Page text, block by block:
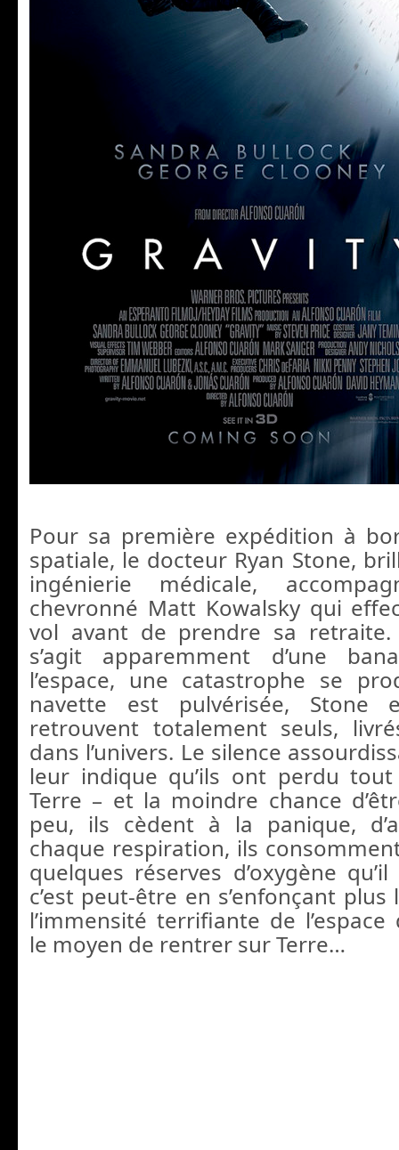
Pour sa première expédition à
spatiale, le docteur Ryan Stone,
ingénierie médicale,
chevronné Matt Kowalsky qui
vol avant de prendre sa retraite.
s’agit apparemment d’une
l’espace, une catastrophe se
navette est pulvérisée, Stone
retrouvent totalement seuls,
dans l’univers. Le silence
leur indique qu’ils ont perdu
Terre – et la moindre chance
peu, ils cèdent à la panique,
chaque respiration, ils
quelques réserves d’oxygène
c’est peut-être en s’enfonçant
l’immensité terrifiante de l’espace
le moyen de rentrer sur Terre…